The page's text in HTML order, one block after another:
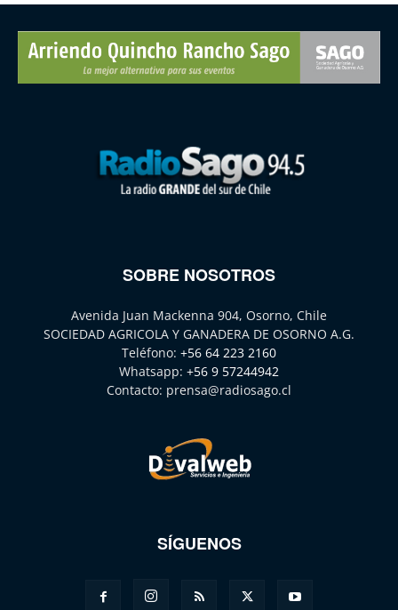
SOBRE NOSOTROS
Avenida Juan Mackenna 904, Osorno, Chile
SOCIEDAD AGRICOLA Y GANADERA DE OSORNO A.G.
Teléfono: +56 64 223 2160
Whatsapp: +56 9 57244942
Contacto: prensa@radiosago.cl
SÍGUENOS